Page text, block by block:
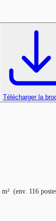
Télécharger la
(env. 116